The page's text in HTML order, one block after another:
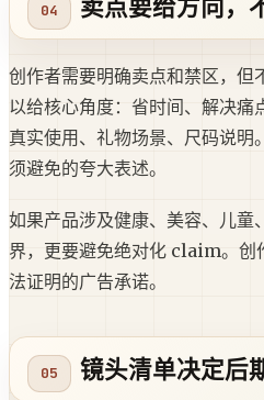
创作者需要明确卖点和禁区，
以给核心角度：省时间、解决痛
真实使用、礼物场景、尺码说明
须避免的夸大表述。
如果产品涉及健康、美容、儿童
界，更要避免绝对化 claim。创
法证明的广告承诺。
镜头清单决定后